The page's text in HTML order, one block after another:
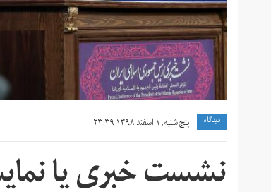
دیدگاه پنج شنبه, ۱ اسفند ۱۳۹۸ ۲۳:۳۹
نشست خبری یا